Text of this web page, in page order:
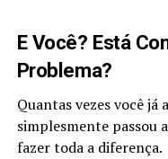
E Você? Está
Problema?
Quantas vezes você já
simplesmente passou
fazer toda a diferença.